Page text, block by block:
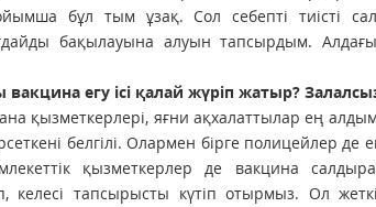
бұл тым ұзақ. Сол себепті тиісті
бақылауына алуын тапсырдым.
вакцина егу ісі қалай жүріп жатыр?
қызметкерлері, яғни ақхалаттылар ең
белгілі. Олармен бірге полицейлер де
қызметкерлер де вакцина
келесі тапсырысты күтіп отырмыз. Ол